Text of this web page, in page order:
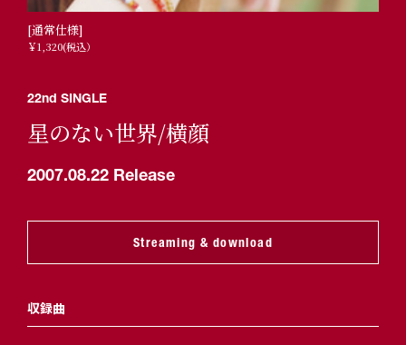
[通常仕様]
￥1,320(税込）
22nd SINGLE
星のない世界/横顔
2007.08.22 Release
Streaming & download
収録曲